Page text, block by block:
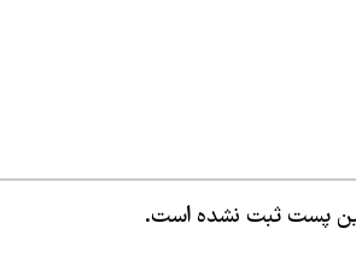
پست ثبت نشده است.